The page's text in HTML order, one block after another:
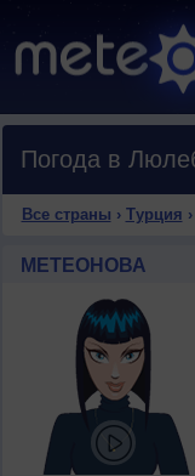
Погода в
Все страны › Турция ›
МЕТЕОНОВА